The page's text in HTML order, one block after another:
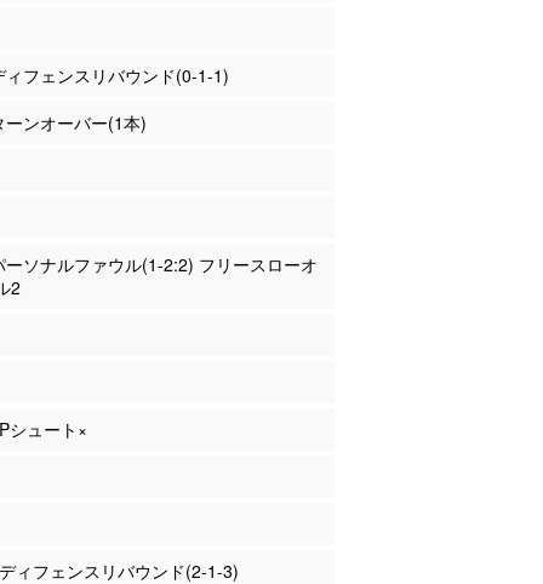
ィフェンスリバウンド(0-1-1)
ンオーバー(1本)
ーソナルファウル(1-2:2) フリースローオ
2
シュート×
ィフェンスリバウンド(2-1-3)